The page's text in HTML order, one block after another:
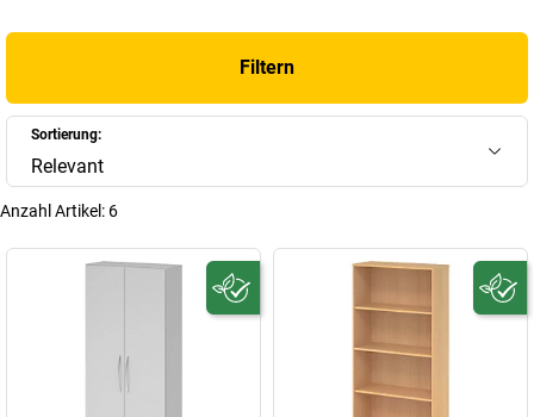
Filtern
Sortierung:
Relevant
Anzahl Artikel: 6